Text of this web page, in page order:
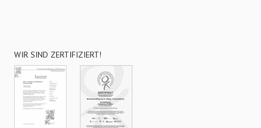
WIR SIND ZERTIFIZIERT!